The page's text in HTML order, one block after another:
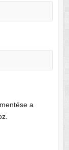
a